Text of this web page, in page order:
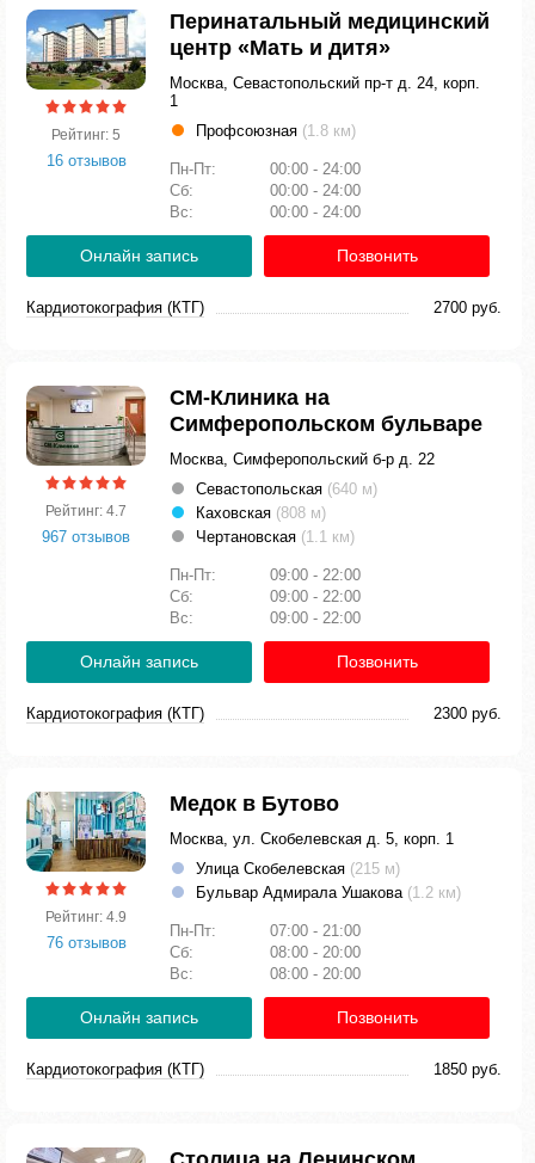
Рейтинг: 5
16 отзывов
Перинатальный медицинский
центр «Мать и дитя»
Москва, Севастопольский пр-т д. 24, корп.
1
Профсоюзная (1.8 км)
Пн-Пт:
00:00 - 24:00
Сб:
00:00 - 24:00
Вс:
00:00 - 24:00
Онлайн запись Позвонить
Кардиотокография (КТГ) 2700 руб.
Рейтинг: 4.7
967 отзывов
СМ-Клиника на
Симферопольском бульваре
Москва, Симферопольский б-р д. 22
Севастопольская (640 м)
Каховская (808 м)
Чертановская (1.1 км)
Пн-Пт:
09:00 - 22:00
Сб:
09:00 - 22:00
Вс:
09:00 - 22:00
Онлайн запись Позвонить
Кардиотокография (КТГ) 2300 руб.
Рейтинг: 4.9
76 отзывов
Медок в Бутово
Москва, ул. Скобелевская д. 5, корп. 1
Улица Скобелевская (215 м)
Бульвар Адмирала Ушакова (1.2 км)
Пн-Пт:
07:00 - 21:00
Сб:
08:00 - 20:00
Вс:
08:00 - 20:00
Онлайн запись Позвонить
Кардиотокография (КТГ) 1850 руб.